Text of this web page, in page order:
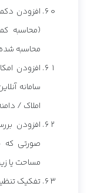
افزودن
(محاسبه
محاسبه شده
افزودن
سامانه
املاک /
افزودن
صورتی
مساحت یا
تفکیک تنظیمات